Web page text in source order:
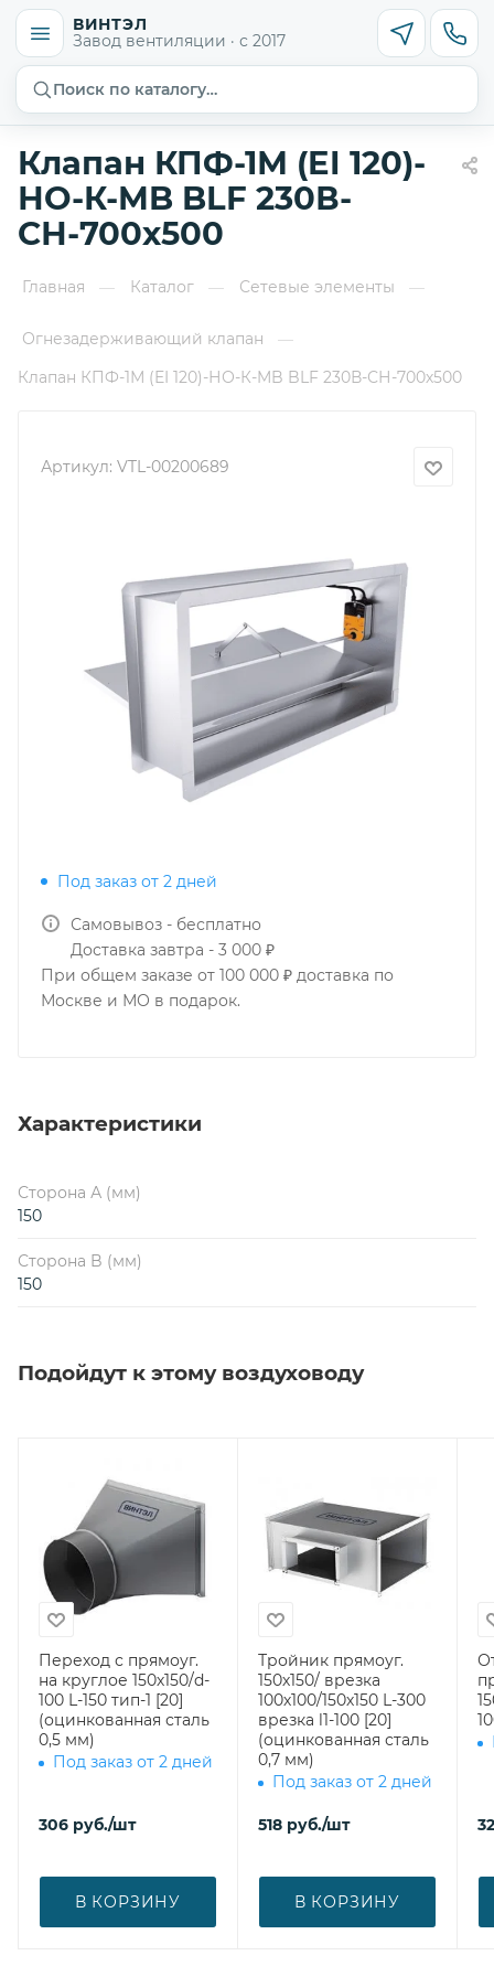
ВИНТЭЛ
Завод вентиляции · с 2017
Поиск по каталогу…
Клапан КПФ-1М (EI 120)-
НО-К-MB BLF 230В-
СН-700х500
Главная — Каталог — Сетевые элементы —
Огнезадерживающий клапан
—
Клапан КПФ-1М (EI 120)-НО-К-MB BLF 230В-СН-700х500
Артикул: VTL-00200689
Под заказ от 2 дней
Самовывоз - бесплатно
Доставка завтра - 3 000 ₽
При общем заказе от 100 000 ₽ доставка по
Москве и МО в подарок.
Характеристики
Сторона А (мм)
150
Сторона B (мм)
150
Подойдут к этому воздуховоду
Переход с прямоуг.
на круглое 150х150/d-
100 L-150 тип-1 [20]
(оцинкованная сталь
0,5 мм)
Под заказ от 2 дней
306 руб./шт
В КОРЗИНУ
Тройник прямоуг.
150х150/ врезка
100х100/150х150 L-300
врезка l1-100 [20]
(оцинкованная сталь
0,7 мм)
Под заказ от 2 дней
518 руб./шт
В КОРЗИНУ